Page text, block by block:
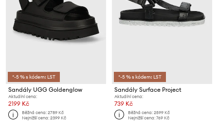
*-5 % s kódem: LST
Sandály UGG Goldenglow
Aktuální cena:
2199 Kč
Běžná cena:2789 Kč
Nejnižší cena:2399 Kč
*-5 % s kódem: LST
Sandály Surface Project
Aktuální cena:
739 Kč
Běžná cena:2599 Kč
Nejnižší cena:769 Kč